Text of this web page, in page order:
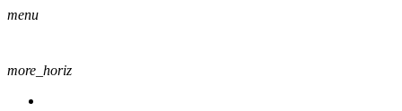
menu
more_horiz